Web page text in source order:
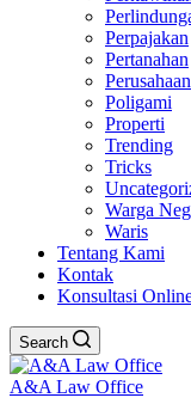
Perpajakan
Pertanahan
Perusahaan
Poligami
Properti
Trending
Tricks
Warga
Waris
Tentang Kami
Kontak
Konsultasi
Search
A&A Law Office